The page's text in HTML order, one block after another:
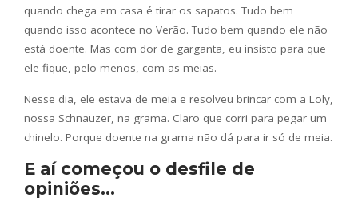
quando chega em casa é tirar os sapatos. Tudo bem
quando isso acontece no Verão. Tudo bem quando ele não
está doente. Mas com dor de garganta, eu insisto para que
ele fique, pelo menos, com as meias.
Nesse dia, ele estava de meia e resolveu brincar com a Loly,
nossa Schnauzer, na grama. Claro que corri para pegar um
chinelo. Porque doente na grama não dá para ir só de meia.
E aí começou o desfile de
opiniões…